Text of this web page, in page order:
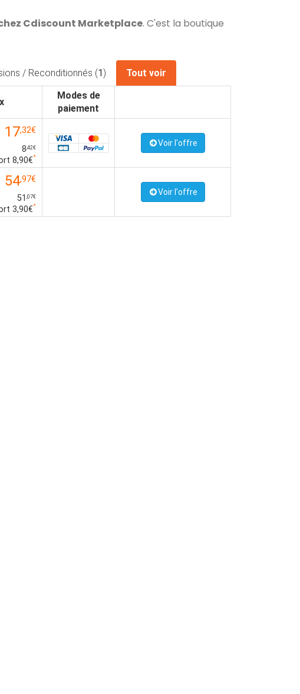
Cdiscount Marketplace. C'est la boutique
/ Reconditionnés (1) Tout voir
Modes de
paiement
17,32€
8,42€
8,90€*
Voir l'offre
54,97€
51 ,07€
3,90€*
Voir l'offre